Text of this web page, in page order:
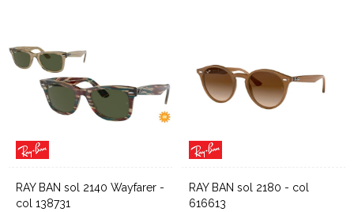
RAY BAN sol 2140 Wayfarer -
col 138731
RAY BAN sol 2180 - col
616613